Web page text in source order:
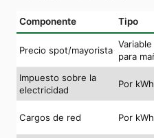
Componente Tipo
Precio spot/mayorista
para
Impuesto sobre la
electricidad
Por kWh
Cargos de red Por